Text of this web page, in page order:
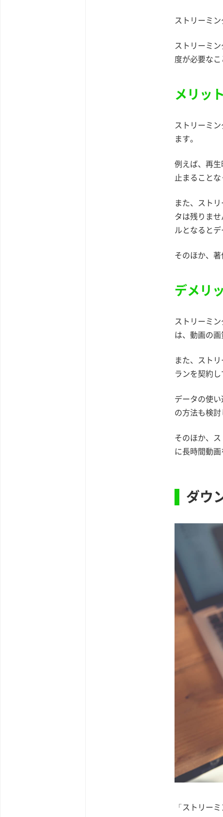
ストリーミ
ストリーミ
度が必要な
メリット
ストリーミ
ます。
例えば、再
止まることな
また、スト
タは残りま
ルとなると
そのほか、
デメリ
ストリーミ
は、動画の
また、スト
ランを契約
データの使
の方法も検討
そのほか、
に長時間動
ダウ
「ストリー